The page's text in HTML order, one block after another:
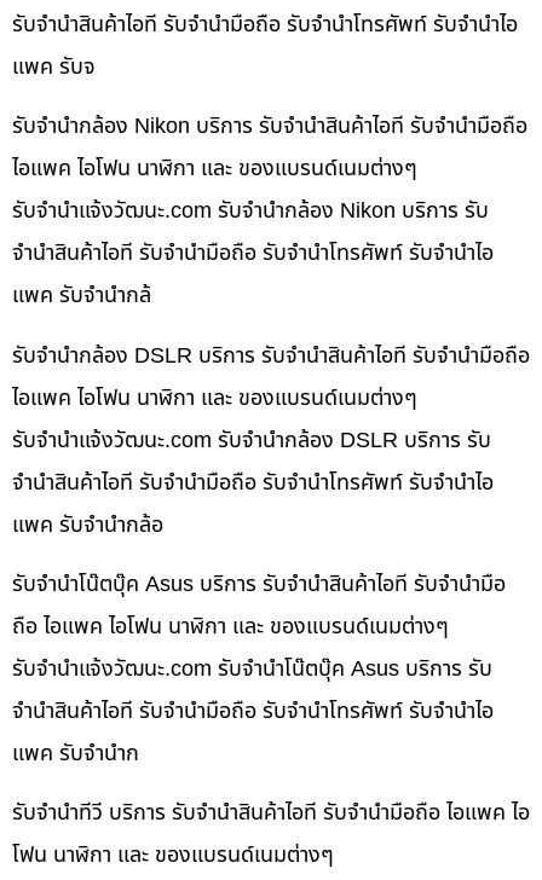
รับจำนำสินค้าไอที รับจำนำมือถือ รับจำนำโทรศัพท์ รับจำนำไอ
แพค รับจ
รับจำนำกล้อง Nikon บริการ รับจำนำสินค้าไอที รับจำนำมือถือ
ไอแพค ไอโฟน นาฬิกา และ ของแบรนด์เนมต่างๆ
รับจํานําแจ้งวัฒนะ.com รับจำนำกล้อง Nikon บริการ รับ
จำนำสินค้าไอที รับจำนำมือถือ รับจำนำโทรศัพท์ รับจำนำไอ
แพค รับจำนำกล้
รับจำนำกล้อง DSLR บริการ รับจำนำสินค้าไอที รับจำนำมือถือ
ไอแพค ไอโฟน นาฬิกา และ ของแบรนด์เนมต่างๆ
รับจํานําแจ้งวัฒนะ.com รับจำนำกล้อง DSLR บริการ รับ
จำนำสินค้าไอที รับจำนำมือถือ รับจำนำโทรศัพท์ รับจำนำไอ
แพค รับจำนำกล้อ
รับจำนำโน๊ตบุ๊ค Asus บริการ รับจำนำสินค้าไอที รับจำนำมือ
ถือ ไอแพค ไอโฟน นาฬิกา และ ของแบรนด์เนมต่างๆ
รับจํานําแจ้งวัฒนะ.com รับจำนำโน๊ตบุ๊ค Asus บริการ รับ
จำนำสินค้าไอที รับจำนำมือถือ รับจำนำโทรศัพท์ รับจำนำไอ
แพค รับจำนำก
รับจำนำทีวี บริการ รับจำนำสินค้าไอที รับจำนำมือถือ ไอแพค ไอ
โฟน นาฬิกา และ ของแบรนด์เนมต่างๆ